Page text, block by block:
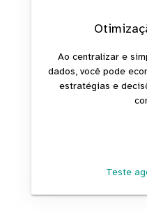
Ao centralizar e
dados, você pode
estratégias e
Teste